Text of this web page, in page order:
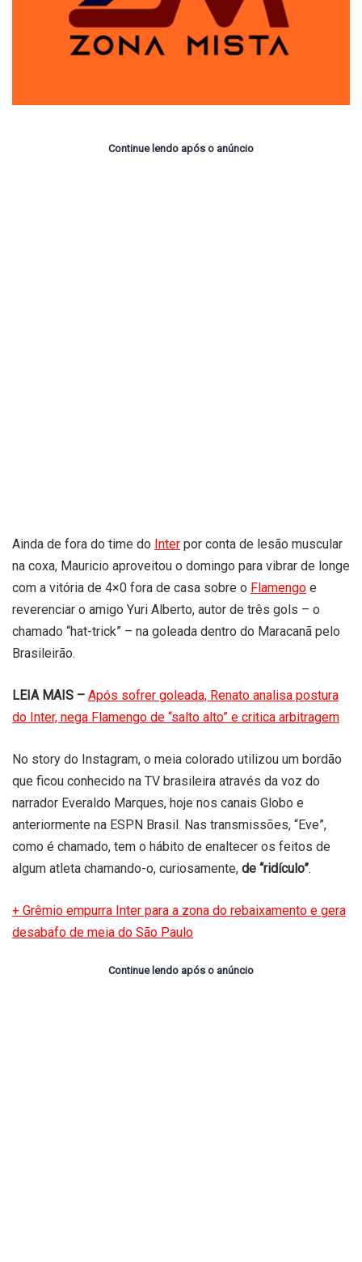
Continue lendo após o anúncio
Ainda de fora do time do Inter por conta de lesão muscular
na coxa, Mauricio aproveitou o domingo para vibrar de longe
com a vitória de 4×0 fora de casa sobre o Flamengo e
reverenciar o amigo Yuri Alberto, autor de três gols – o
chamado “hat-trick” – na goleada dentro do Maracanã pelo
Brasileirão.
LEIA MAIS – Após sofrer goleada, Renato analisa postura
do Inter, nega Flamengo de “salto alto” e critica arbitragem
No story do Instagram, o meia colorado utilizou um bordão
que ficou conhecido na TV brasileira através da voz do
narrador Everaldo Marques, hoje nos canais Globo e
anteriormente na ESPN Brasil. Nas transmissões, “Eve”,
como é chamado, tem o hábito de enaltecer os feitos de
algum atleta chamando-o, curiosamente, de “ridículo”.
+ Grêmio empurra Inter para a zona do rebaixamento e gera
desabafo de meia do São Paulo
Continue lendo após o anúncio